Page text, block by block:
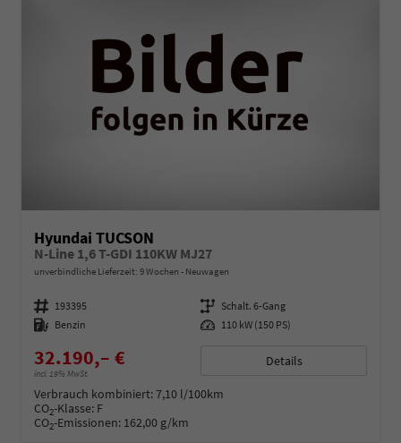
Hyundai TUCSON
N-Line 1,6 T-GDI 110KW MJ27
unverbindliche Lieferzeit: 9 Wochen Neuwagen
Fahrzeugnummer 193395 Getriebe Schalt. 6-Gang
Kraftstoff Benzin Leistung 110 kW (150 PS)
32.190,– €
incl. 19% MwSt.
Details
Verbrauch kombiniert:7,10 l/100km
CO2-Klasse: F
CO2-Emissionen: 162,00 g/km